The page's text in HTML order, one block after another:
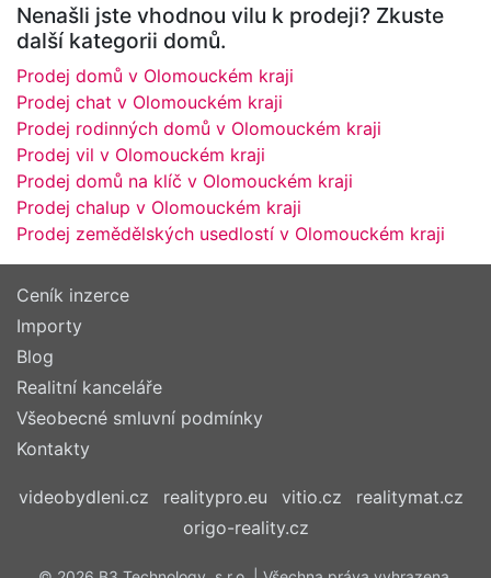
Nenašli jste vhodnou vilu k prodeji? Zkuste
další kategorii domů.
Prodej domů v Olomouckém kraji
Prodej chat v Olomouckém kraji
Prodej rodinných domů v Olomouckém kraji
Prodej vil v Olomouckém kraji
Prodej domů na klíč v Olomouckém kraji
Prodej chalup v Olomouckém kraji
Prodej zemědělských usedlostí v Olomouckém kraji
Ceník inzerce
Importy
Blog
Realitní kanceláře
Všeobecné smluvní podmínky
Kontakty
videobydleni.cz realitypro.eu vitio.cz
realitymat.cz
origo-reality.cz